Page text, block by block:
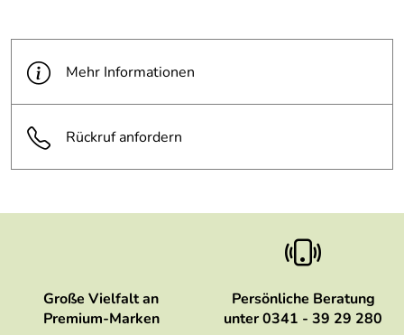
Mehr Informationen
Rückruf anfordern
Große Vielfalt an
Premium-Marken
Persönliche Beratung
unter 0341 - 39 29 280